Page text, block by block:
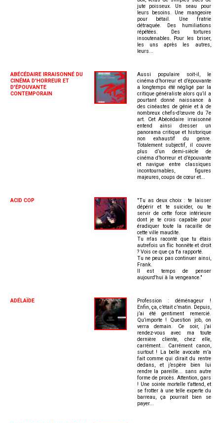
jute poisseux. Un seau pour
leurs besoins. Une mangeoire
pour bétail. Une fratrie
détraquée. Des humiliations
répétées. Des tortures
insoutenables. Pour les briser,
les uns après les autres,
leurs...
ABÉCÉDAIRE IRRAISONNÉ DU
CINÉMA D'HORREUR ET
D'ÉPOUVANTE
CONTEMPORAIN
Aussi populaire soit-il, le
cinéma d’horreur et d’épouvante
a longtemps été négligé par la
critique généraliste alors qu’il a
pourtant donné naissance à
des cinéastes de génie et à de
nombreux chefs-d’œuvre du 7e
art. Cet Abécédaire irraisonné
entend ainsi dresser un
panorama critique et historique
non exhaustif du genre.
Totalement subjectif, il couvre
plus d’un demi-siècle de
cinéma d’horreur et d’épouvante
et navigue entre classiques
incontournables, figures
majeures, coups de cœur et...
ACID COP
"Tu as deux choix : te laisser
dépérir et te suicider, ou te
servir de cette force intérieure
dont je te crois capable pour
éradiquer toute la racaille de
cette ville maudite.
Tu m'as raconté que tu étais
autrefois un flic honnête et droit
? Vois ce que ça t'a rapporté.
Tu ne peux pas continuer ainsi,
Frank.
Il est temps de penser
aujourd'hui à la vengeance."
ADÉLAÏDE
Profession : déménageur !
Enfin, ça, c’était c’matin. Depuis,
j’ai été gentiment remercié.
Qu’importe ! Question job, on
verra demain. Ce soir, j’ai
rendez-vous avec ma toute
dernière cliente, chez elle,
carrément... Carrément canon,
surtout ! La belle avocate m’a
fait comme qui dirait du rentre
dedans, et j’espère bien lui
rendre la pareille... sans autre
forme de procès. Attention, gars
! Une soirée mortelle t’attend, et
se frotter à une telle experte du
barreau, ça pourrait bien se
payer...